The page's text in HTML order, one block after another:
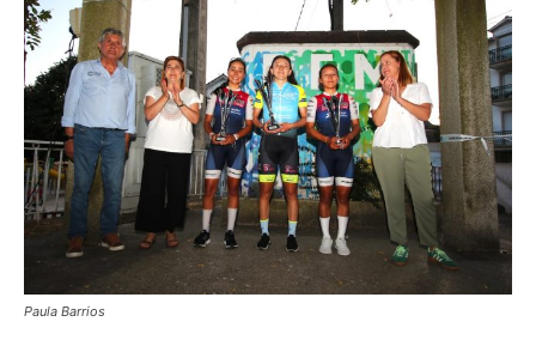
Paula Barrios